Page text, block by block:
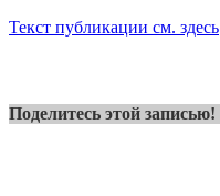
Текст публикации см. здесь
Поделитесь этой записью!